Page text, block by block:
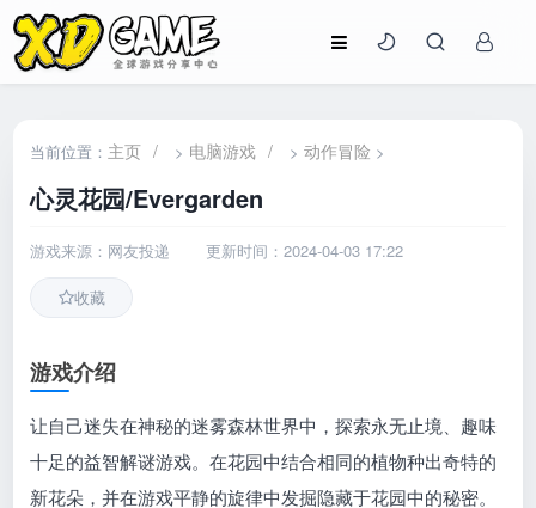
当前位置： 主页 / > 电脑游戏 / >动作冒险 >
心灵花园/Evergarden
游戏来源：网友投递 更新时间：2024-04-03 17:22
收藏
游戏介绍
让自己迷失在神秘的迷雾森林世界中，探索永无止境、趣味
十足的益智解谜游戏。在花园中结合相同的植物种出奇特的
新花朵，并在游戏平静的旋律中发掘隐藏于花园中的秘密。